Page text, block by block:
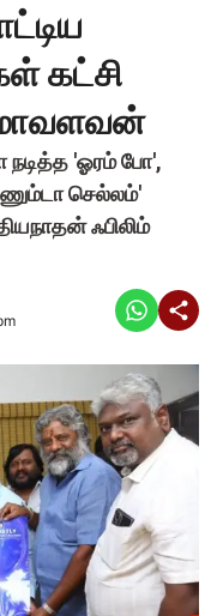
கட்சி
நடித்த 'ஓரம் போ',
செல்லம்'
ஃபிலிம்